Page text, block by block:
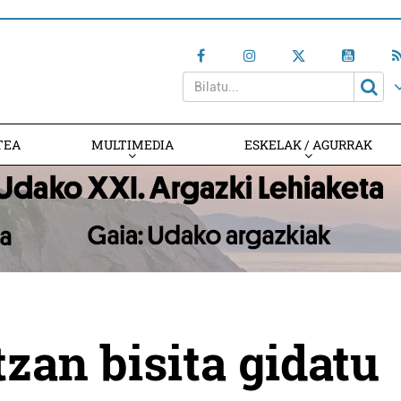
MULTIMEDIA ESKELAK / AGURRAK
bisita gidatu